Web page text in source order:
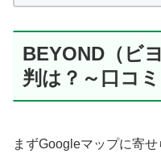
BEYOND（ビ
判は？～口コ
まずGoogleマップに寄